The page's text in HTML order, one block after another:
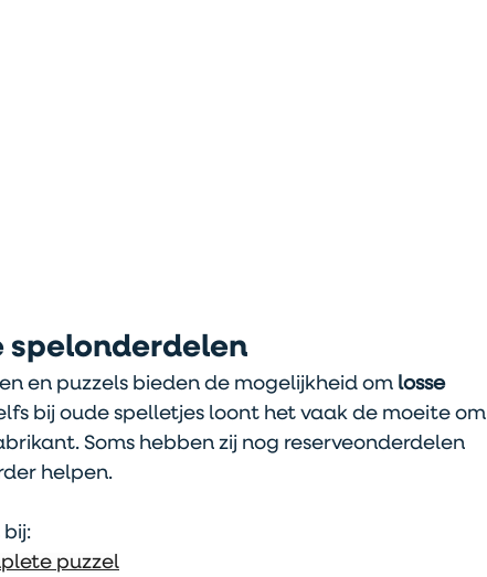
spelonderdelen
en puzzels bieden de mogelijkheid om losse
bij oude spelletjes loont het vaak de moeite om
Soms hebben zij nog reserveonderdelen
helpen.
puzzel